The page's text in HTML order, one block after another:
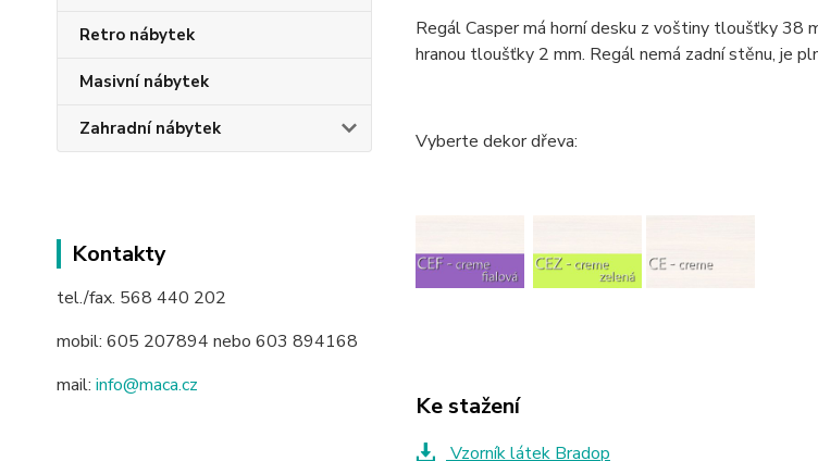
Retro nábytek
Masivní nábytek
Zahradní nábytek
Kontakty
tel./fax. 568 440 202
mobil: 605 207894 nebo 603 894168
mail: info@maca.cz
Regál Casper má horní desku z voštiny tloušťky 38
hranou tloušťky 2 mm. Regál nemá zadní stěnu, je
Vyberte dekor dřeva:
Ke stažení
Vzorník látek Bradop